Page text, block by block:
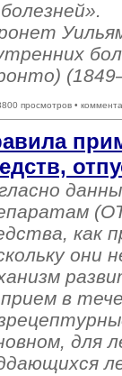
просмотров •
как
они
в
для